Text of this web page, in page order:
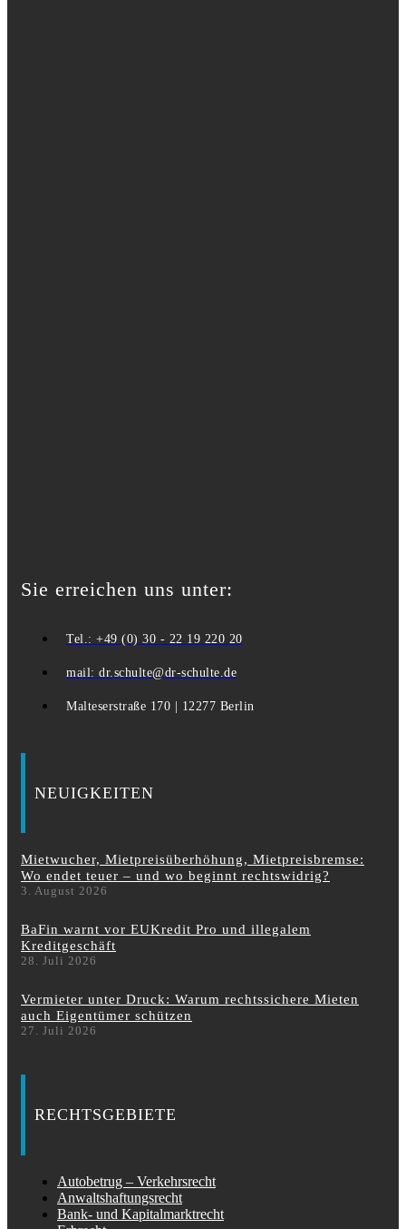
Sie erreichen uns unter:
Tel.: +49 (0) 30 - 22 19 220 20
mail: dr.schulte@dr-schulte.de
Malteserstraße 170 | 12277 Berlin
NEUIGKEITEN
Mietwucher, Mietpreisüberhöhung, Mietpreisbremse:
Wo endet teuer – und wo beginnt rechtswidrig?
3. August 2026
BaFin warnt vor EUKredit Pro und illegalem
Kreditgeschäft
28. Juli 2026
Vermieter unter Druck: Warum rechtssichere Mieten
auch Eigentümer schützen
27. Juli 2026
RECHTSGEBIETE
Autobetrug – Verkehrsrecht
Anwaltshaftungsrecht
Bank- und Kapitalmarktrecht